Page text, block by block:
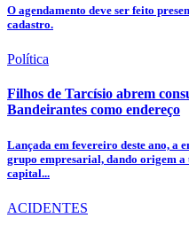
O agendamento deve ser feito
cadastro.
Política
Filhos de Tarcísio abrem
Bandeirantes como endereço
Lançada em fevereiro deste ano, a
grupo empresarial, dando origem a
capital...
ACIDENTES